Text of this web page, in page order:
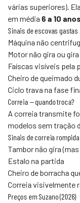
várias superiores).
em média 6 a 10 anos
Sinais de escovas gastas
Máquina não
Motor não gira ou
Faíscas visíveis pela
Cheiro de queimado
Ciclo trava na fase
Correia — quando troca?
A correia transmite
modelos sem tração
Sinais de correia
Tambor não gira
Estalo na partida
Cheiro de borracha
Correia visivelmente
Preços em Suzano (2026)